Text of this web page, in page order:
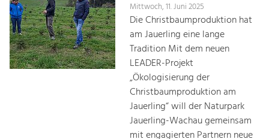
Mittwoch, 11. Juni 2025
Die Christbaumproduktion hat
am Jauerling eine lange
Tradition Mit dem neuen
LEADER-Projekt
„Ökologisierung der
Christbaumproduktion am
Jauerling“ will der Naturpark
Jauerling-Wachau gemeinsam
mit engagierten Partnern neue